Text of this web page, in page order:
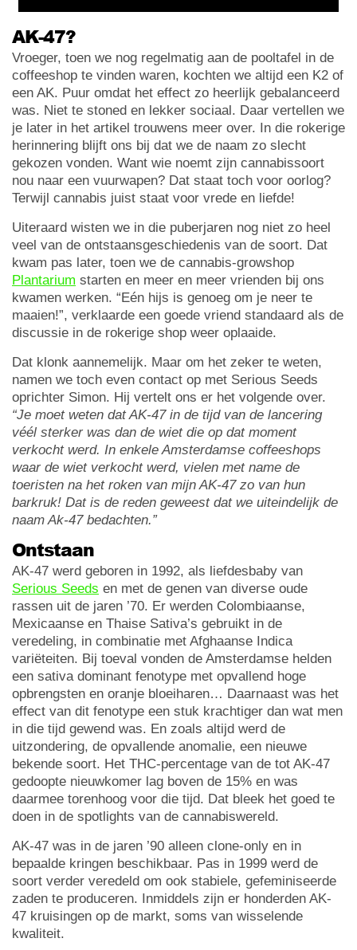
AK-47?
Vroeger, toen we nog regelmatig aan de pooltafel in de
coffeeshop te vinden waren, kochten we altijd een K2 of
een AK. Puur omdat het effect zo heerlijk gebalanceerd
was. Niet te stoned en lekker sociaal. Daar vertellen we
je later in het artikel trouwens meer over. In die rokerige
herinnering blijft ons bij dat we de naam zo slecht
gekozen vonden. Want wie noemt zijn cannabissoort
nou naar een vuurwapen? Dat staat toch voor oorlog?
Terwijl cannabis juist staat voor vrede en liefde!
Uiteraard wisten we in die puberjaren nog niet zo heel
veel van de ontstaansgeschiedenis van de soort. Dat
kwam pas later, toen we de cannabis-growshop
Plantarium starten en meer en meer vrienden bij ons
kwamen werken. “Eén hijs is genoeg om je neer te
maaien!”, verklaarde een goede vriend standaard als de
discussie in de rokerige shop weer oplaaide.
Dat klonk aannemelijk. Maar om het zeker te weten,
namen we toch even contact op met Serious Seeds
oprichter Simon. Hij vertelt ons er het volgende over.
“Je moet weten dat AK-47 in de tijd van de lancering
véél sterker was dan de wiet die op dat moment
verkocht werd. In enkele Amsterdamse coffeeshops
waar de wiet verkocht werd, vielen met name de
toeristen na het roken van mijn AK-47 zo van hun
barkruk! Dat is de reden geweest dat we uiteindelijk de
naam Ak-47 bedachten.”
Ontstaan
AK-47 werd geboren in 1992, als liefdesbaby van
Serious Seeds en met de genen van diverse oude
rassen uit de jaren ’70. Er werden Colombiaanse,
Mexicaanse en Thaise Sativa’s gebruikt in de
veredeling, in combinatie met Afghaanse Indica
variëteiten. Bij toeval vonden de Amsterdamse helden
een sativa dominant fenotype met opvallend hoge
opbrengsten en oranje bloeiharen… Daarnaast was het
effect van dit fenotype een stuk krachtiger dan wat men
in die tijd gewend was. En zoals altijd werd de
uitzondering, de opvallende anomalie, een nieuwe
bekende soort. Het THC-percentage van de tot AK-47
gedoopte nieuwkomer lag boven de 15% en was
daarmee torenhoog voor die tijd. Dat bleek het goed te
doen in de spotlights van de cannabiswereld.
AK-47 was in de jaren ’90 alleen clone-only en in
bepaalde kringen beschikbaar. Pas in 1999 werd de
soort verder veredeld om ook stabiele, gefeminiseerde
zaden te produceren. Inmiddels zijn er honderden AK-
47 kruisingen op de markt, soms van wisselende
kwaliteit.